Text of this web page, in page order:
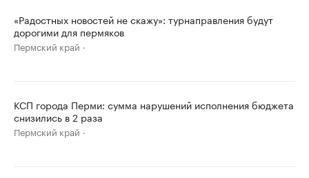
«Радостных новостей не скажу»: турнаправления будут
дорогими для пермяков
Пермский край
КСП города Перми: сумма нарушений исполнения бюджета
снизились в 2 раза
Пермский край